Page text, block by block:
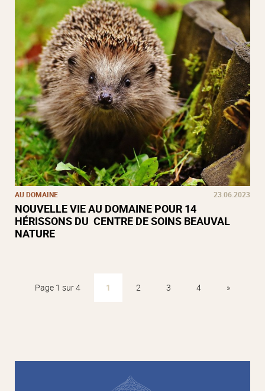
AU DOMAINE 23.06.2023
NOUVELLE VIE AU DOMAINE POUR 14
HÉRISSONS DU CENTRE DE SOINS BEAUVAL
NATURE
Page 1 sur 4 1 2 3 4 »